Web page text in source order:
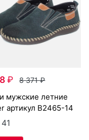
₽ 8 371₽
артикул B2465-14
41